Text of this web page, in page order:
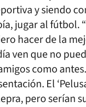
y siendo
jugar al fútbol.
hacer de la
ven que no
como
El
pero serían